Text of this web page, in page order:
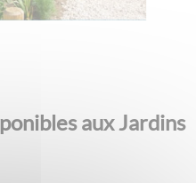
aux Jardins